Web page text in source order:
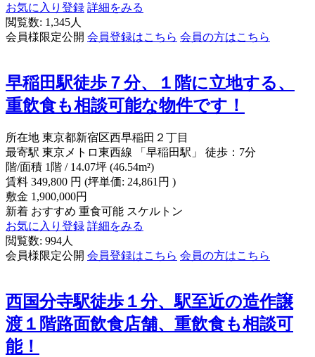
お気に入り登録 詳細をみる
閲覧数: 1,345人
会員様限定公開 会員登録はこちら 会員の方はこちら
早稲田駅徒歩７分、１階に立地する、
重飲食も相談可能な物件です！
所在地 東京都新宿区西早稲田２丁目
最寄駅 東京メトロ東西線 「早稲田駅」 徒歩：7分
階/面積 1階 / 14.07坪 (46.54m²)
賃料 349,800 円 (坪単価: 24,861円 )
敷金 1,900,000円
新着 おすすめ 重食可能 スケルトン
お気に入り登録 詳細をみる
閲覧数: 994人
会員様限定公開 会員登録はこちら 会員の方はこちら
西国分寺駅徒歩１分、駅至近の造作譲
渡１階路面飲食店舗、重飲食も相談可
能！